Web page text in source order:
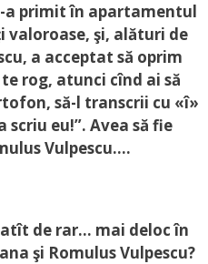
a primit în apartamentul
valoroase, şi, alături de
a acceptat să oprim
rog, atunci cînd ai să
să-l transcrii cu «î»
eu!”. Avea să fie
Vulpescu….
atît de rar… mai deloc în
şi Romulus Vulpescu?